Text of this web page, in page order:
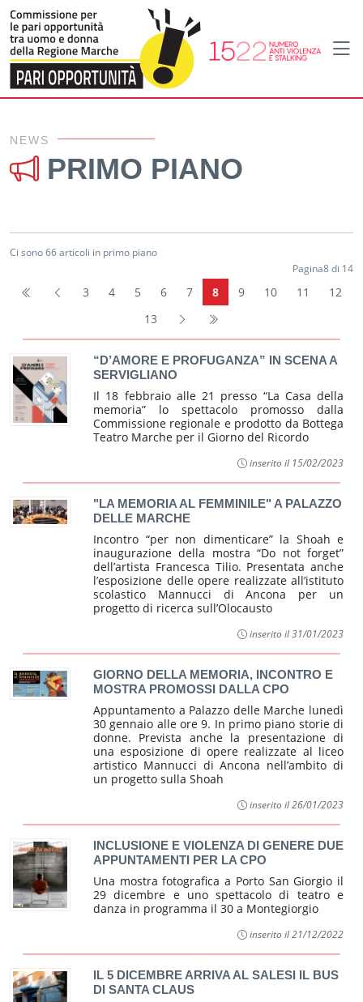
Home Primo piano
NEWS
PRIMO PIANO
Ci sono 66 articoli in primo piano
Pagina8 di 14
3 4 5 6 7 8 9 10 11
12
13
“D’AMORE E PROFUGANZA” IN SCENA A
SERVIGLIANO
Il 18 febbraio alle 21 presso “La Casa della
memoria” lo spettacolo promosso dalla
Commissione regionale e prodotto da Bottega
Teatro Marche per il Giorno del Ricordo
inserito il 15/02/2023
"LA MEMORIA AL FEMMINILE" A PALAZZO
DELLE MARCHE
Incontro “per non dimenticare” la Shoah e
inaugurazione della mostra “Do not forget”
dell’artista Francesca Tilio. Presentata anche
l’esposizione delle opere realizzate all’istituto
scolastico Mannucci di Ancona per un
progetto di ricerca sull’Olocausto
inserito il 31/01/2023
GIORNO DELLA MEMORIA, INCONTRO E
MOSTRA PROMOSSI DALLA CPO
Appuntamento a Palazzo delle Marche lunedì
30 gennaio alle ore 9. In primo piano storie di
donne. Prevista anche la presentazione di
una esposizione di opere realizzate al liceo
artistico Mannucci di Ancona nell’ambito di
un progetto sulla Shoah
inserito il 26/01/2023
INCLUSIONE E VIOLENZA DI GENERE DUE
APPUNTAMENTI PER LA CPO
Una mostra fotografica a Porto San Giorgio il
29 dicembre e uno spettacolo di teatro e
danza in programma il 30 a Montegiorgio
inserito il 21/12/2022
IL 5 DICEMBRE ARRIVA AL SALESI IL BUS
DI SANTA CLAUS